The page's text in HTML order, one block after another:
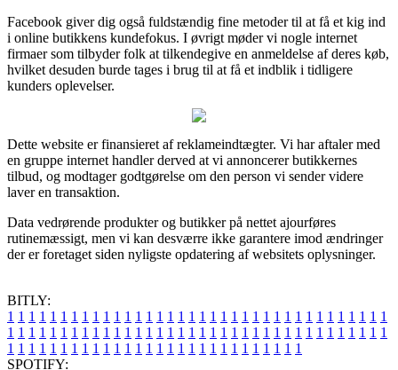
Facebook giver dig også fuldstændig fine metoder til at få et kig ind
i online butikkens kundefokus. I øvrigt møder vi nogle internet
firmaer som tilbyder folk at tilkendegive en anmeldelse af deres køb,
hvilket desuden burde tages i brug til at få et indblik i tidligere
kunders oplevelser.
Dette website er finansieret af reklameindtægter. Vi har aftaler med
en gruppe internet handler derved at vi annoncerer butikkernes
tilbud, og modtager godtgørelse om den person vi sender videre
laver en transaktion.
Data vedrørende produkter og butikker på nettet ajourføres
rutinemæssigt, men vi kan desværre ikke garantere imod ændringer
der er foretaget siden nyligste opdatering af websitets oplysninger.
BITLY:
1 1 1 1 1 1 1 1 1 1 1 1 1 1 1 1 1 1 1 1 1 1 1 1 1 1 1 1 1 1 1 1 1 1 1 1
1 1 1 1 1 1 1 1 1 1 1 1 1 1 1 1 1 1 1 1 1 1 1 1 1 1 1 1 1 1 1 1 1 1 1 1
1 1 1 1 1 1 1 1 1 1 1 1 1 1 1 1 1 1 1 1 1 1 1 1 1 1 1 1
SPOTIFY: